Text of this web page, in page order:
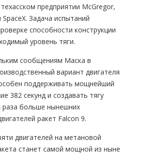
предприятии McGregor,
Задача испытаний
способности конструкции
уровень тяги.
сообщениям Маска в
вариант двигателя
поддерживать мощнейший
382 секунд и создавать тягу
раза больше нынешних
ракет Falcon 9.
двигателей на метановой
станет самой мощной из ныне